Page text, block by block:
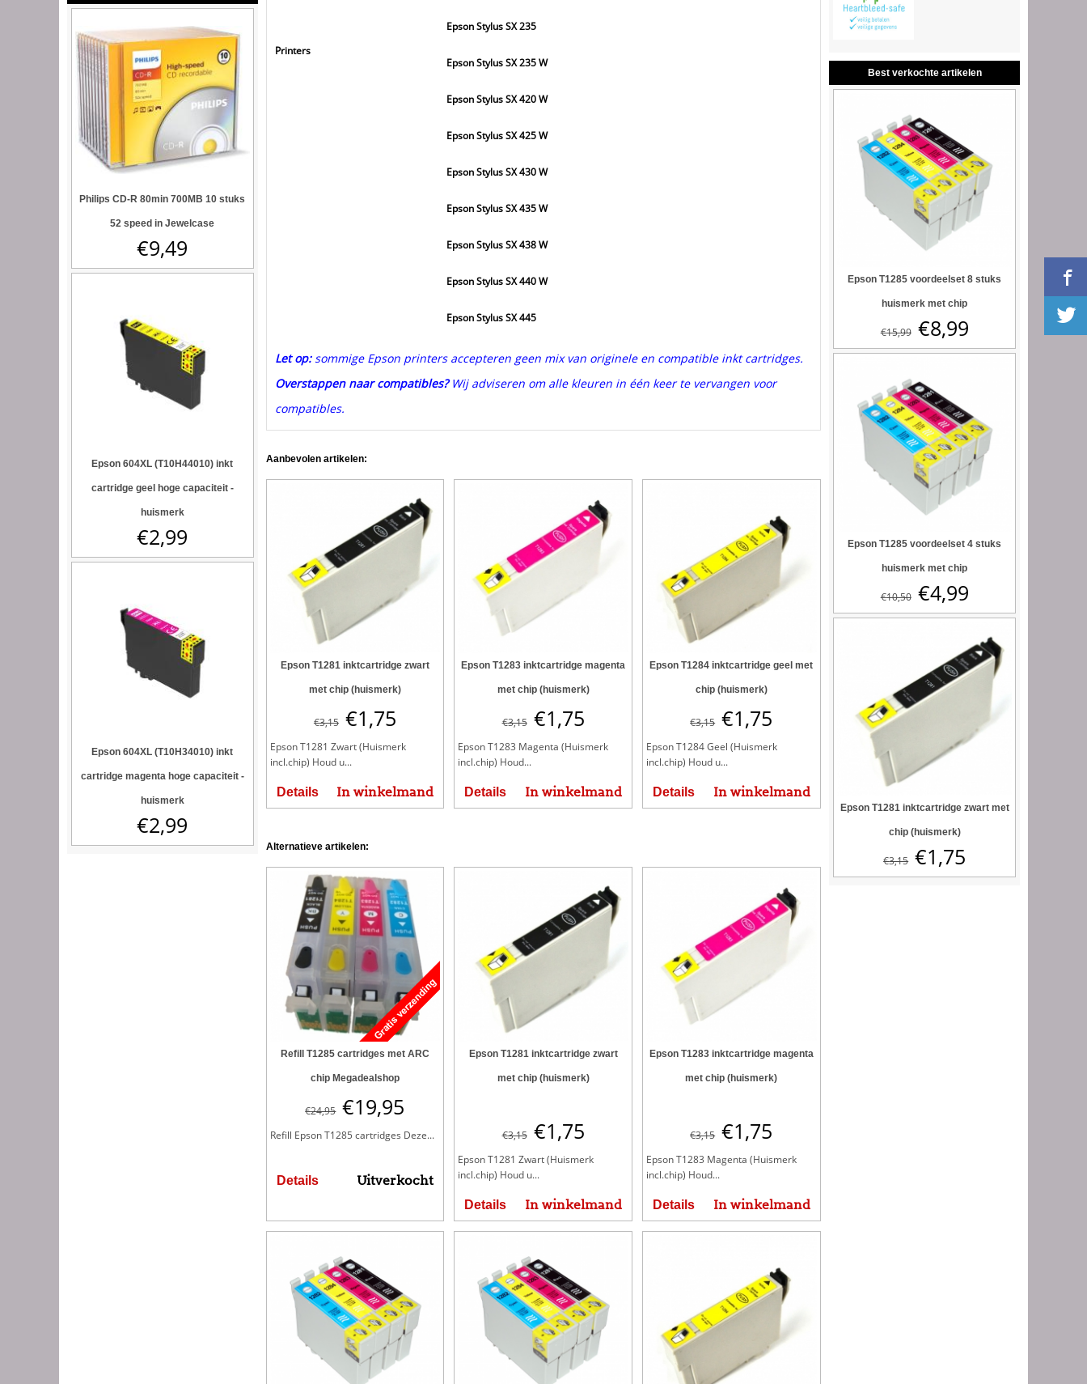
Philips CD-R 80min 700MB 10 stuks
52 speed in Jewelcase
€9,49
Epson 604XL (T10H44010) inkt
cartridge geel hoge capaciteit -
huismerk
€2,99
Epson 604XL (T10H34010) inkt
cartridge magenta hoge capaciteit -
huismerk
€2,99
Printers
Epson Stylus SX 235
Epson Stylus SX 235 W
Epson Stylus SX 420 W
Epson Stylus SX 425 W
Epson Stylus SX 430 W
Epson Stylus SX 435 W
Epson Stylus SX 438 W
Epson Stylus SX 440 W
Epson Stylus SX 445
Let op:sommige Epson printers accepteren geen mix van originele en compatible inkt cartridges.
Overstappen naar compatibles?Wij adviseren om alle kleuren in één keer te vervangen voor
compatibles.
Aanbevolen artikelen:
Epson T1281 inktcartridge zwart
met chip (huismerk)
€3,15 €1,75
Epson T1281 Zwart (Huismerk
incl.chip) Houd u...
Details In winkelmand
Epson T1283 inktcartridge magenta
met chip (huismerk)
€3,15 €1,75
Epson T1283 Magenta (Huismerk
incl.chip) Houd...
Details In winkelmand
Epson T1284 inktcartridge geel met
chip (huismerk)
€3,15 €1,75
Epson T1284 Geel (Huismerk
incl.chip) Houd u...
Details In winkelmand
Alternatieve artikelen:
Refill T1285 cartridges met ARC
chip Megadealshop
€24,95 €19,95
Refill Epson T1285 cartridges Deze...
Details Uitverkocht
Epson T1281 inktcartridge zwart
met chip (huismerk)
€3,15 €1,75
Epson T1281 Zwart (Huismerk
incl.chip) Houd u...
Details In winkelmand
Epson T1283 inktcartridge magenta
met chip (huismerk)
€3,15 €1,75
Epson T1283 Magenta (Huismerk
incl.chip) Houd...
Details In winkelmand
Best verkochte artikelen
Epson T1285 voordeelset 8 stuks
huismerk met chip
€15,99 €8,99
Epson T1285 voordeelset 4 stuks
huismerk met chip
€10,50 €4,99
Epson T1281 inktcartridge zwart met
chip (huismerk)
€3,15 €1,75